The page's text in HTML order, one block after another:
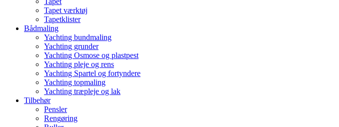
Tapet værktøj
Tapetklister
Bådmaling
Yachting bundmaling
Yachting grunder
Yachting Osmose og plastpest
Yachting pleje og rens
Yachting Spartel og fortyndere
Yachting topmaling
Yachting træpleje og lak
Tilbehør
Pensler
Rengøring